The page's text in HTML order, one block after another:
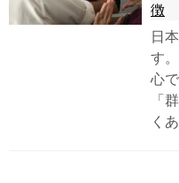
徴
日
す
心
「
く